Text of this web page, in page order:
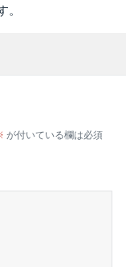
が付いている欄は必須